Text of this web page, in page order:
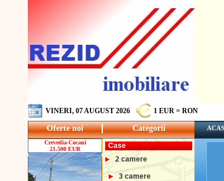
VINERI, 07 AUGUST 2026 1 EUR = RON
Oferte noi Categorii
Crevedia-Cocani
21.500 EUR
Case
2 camere
3 camere